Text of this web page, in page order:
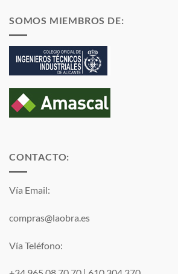
SOMOS MIEMBROS DE:
CONTACTO:
Vía Email:
compras@laobra.es
Vía Teléfono: